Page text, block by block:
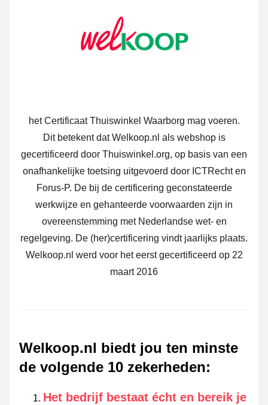
het Certificaat Thuiswinkel Waarborg mag voeren.
Dit betekent dat Welkoop.nl als webshop is
gecertificeerd door Thuiswinkel.org, op basis van een
onafhankelijke toetsing uitgevoerd door ICTRecht en
Forus-P. De bij de certificering geconstateerde
werkwijze en gehanteerde voorwaarden zijn in
overeenstemming met Nederlandse wet- en
regelgeving. De (her)certificering vindt jaarlijks plaats.
Welkoop.nl werd voor het eerst gecertificeerd op 22
maart 2016
Welkoop.nl biedt jou ten minste
de volgende 10 zekerheden:
Het bedrijf bestaat écht en bereik je